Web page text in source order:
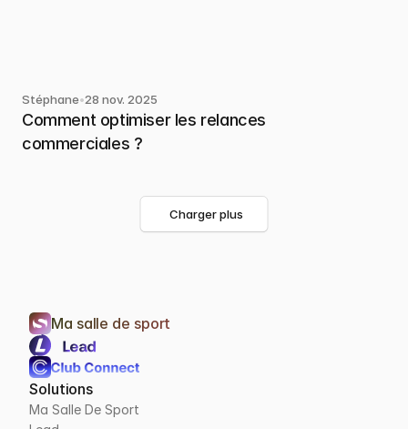
Stéphane•28 nov. 2025
Comment optimiser les relances
commerciales ?
Charger plus
Solutions
Ma Salle De Sport
Ma salle de sport